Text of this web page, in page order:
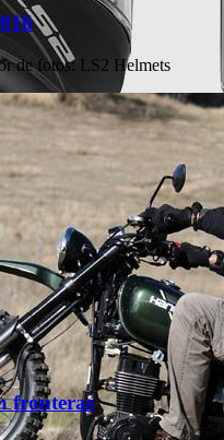
de fotos: LS2 Helmets
fronteras